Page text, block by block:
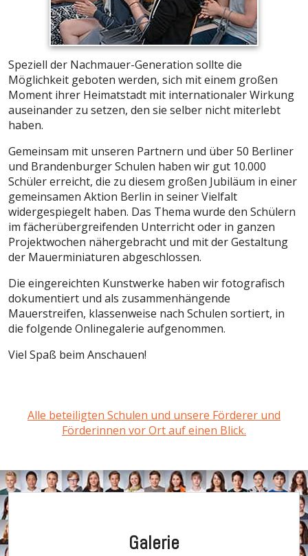
Speziell der Nachmauer-Generation sollte die
Möglichkeit geboten werden, sich mit einem großen
Moment ihrer Heimatstadt mit internationaler Wirkung
auseinander zu setzen, den sie selber nicht miterlebt
haben.
Gemeinsam mit unseren Partnern und über 50 Berliner
und Brandenburger Schulen haben wir gut 10.000
Schüler erreicht, die zu diesem großen Jubiläum in einer
gemeinsamen Aktion Berlin in seiner Vielfalt
widergespiegelt haben. Das Thema wurde den Schülern
im fächerübergreifenden Unterricht oder in ganzen
Projektwochen nähergebracht und mit der Gestaltung
der Mauerminiaturen abgeschlossen.
Die eingereichten Kunstwerke haben wir fotografisch
dokumentiert und als zusammenhängende
Mauerstreifen, klassenweise nach Schulen sortiert, in
die folgende Onlinegalerie aufgenommen.
Viel Spaß beim Anschauen!
Alle beteiligten Schulen und unsere Förderer und
Förderinnen vor Ort auf einen Blick.
Galerie